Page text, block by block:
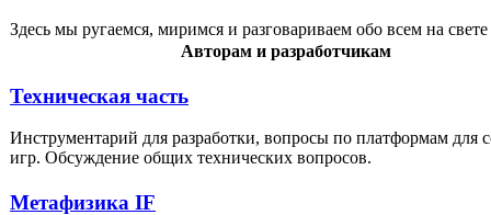
Здесь мы ругаемся, миримся и разговариваем обо всем на
Авторам и разработчикам
Техническая часть
Инструментарий для разработки, вопросы по платформам для
игр. Обсуждение общих технических вопросов.
Метафизика IF